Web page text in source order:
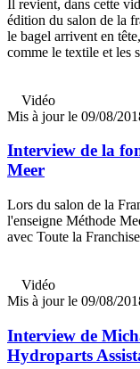
Il revient, dans cette
édition du salon de la
le bagel arrivent en
comme le textile et les
Vidéo
Mis à jour le 09/08/
Interview de la
Meer
Lors du salon de la
l'enseigne Méthode
avec Toute la
Vidéo
Mis à jour le 09/08/
Interview de
Hydroparts